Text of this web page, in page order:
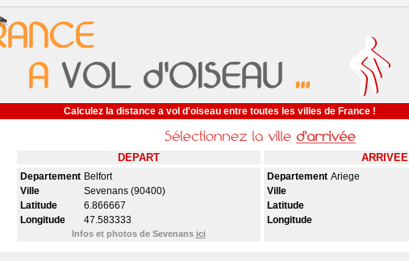
Calculez la distance a vol d'oiseau entre toutes les villes de France !
DEPART ARRIVEE
Departement Belfort
Ville
Sevenans (90400)
Latitude
6.866667
Longitude
47.583333
Infos et photos de Sevenans ici
Departement Ariege
Ville
Latitude
Longitude